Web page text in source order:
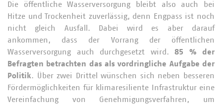
Die öffentliche Wasserversorgung bleibt also auch bei
Hitze und Trockenheit zuverlässig, denn Engpass ist noch
nicht gleich Ausfall. Dabei wird es aber darauf
ankommen, dass der Vorrang der öffentlichen
Wasserversorgung auch durchgesetzt wird. 85 % der
Befragten betrachten das als vordringliche Aufgabe der
Politik. Über zwei Drittel wünschen sich neben besseren
Fördermöglichkeiten für klimaresiliente Infrastruktur eine
Vereinfachung von Genehmigungsverfahren, um